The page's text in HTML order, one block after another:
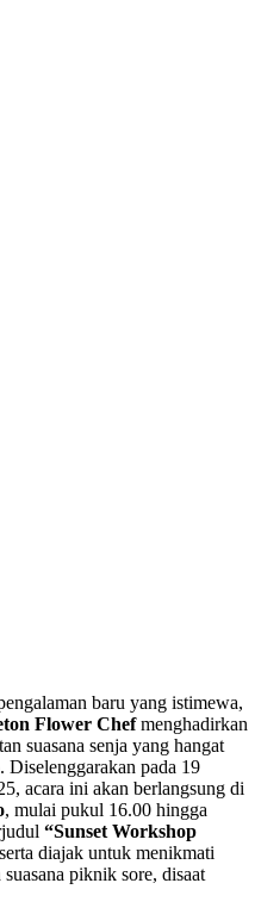
baru yang istimewa,
Flower Chefmenghadirkan
suasana senja yang hangat
. Diselenggarakan pada 19
acara ini akan berlangsung di
, mulai pukul 16.00 hingga
“Sunset Workshop
diajak untuk menikmati
piknik sore, disaat